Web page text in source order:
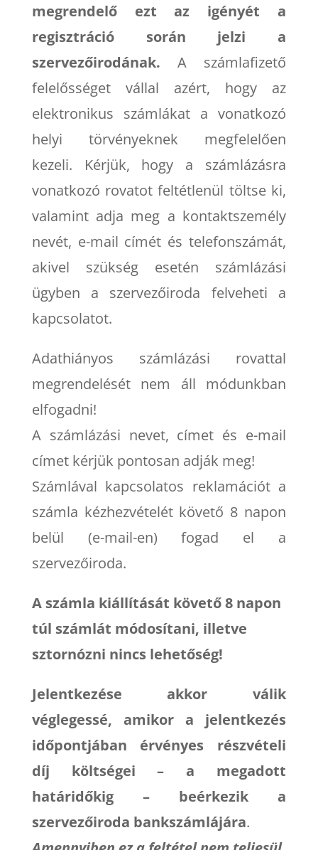
megrendelő ezt az igényét a
regisztráció során jelzi a
szervezőirodának. A számlafizető
felelősséget vállal azért, hogy az
elektronikus számlákat a vonatkozó
helyi törvényeknek megfelelően
kezeli. Kérjük, hogy a számlázásra
vonatkozó rovatot feltétlenül töltse ki,
valamint adja meg a kontaktszemély
nevét, e-mail címét és telefonszámát,
akivel szükség esetén számlázási
ügyben a szervezőiroda felveheti a
kapcsolatot.
Adathiányos számlázási rovattal
megrendelését nem áll módunkban
elfogadni!
A számlázási nevet, címet és e-mail
címet kérjük pontosan adják meg!
Számlával kapcsolatos reklamációt a
számla kézhezvételét követő 8 napon
belül (e-mail-en) fogad el a
szervezőiroda.
A számla kiállítását követő 8 napon
túl számlát módosítani, illetve
sztornózni nincs lehetőség!
Jelentkezése akkor válik
véglegessé, amikor a jelentkezés
időpontjában érvényes részvételi
díj költségei – a megadott
határidőkig – beérkezik a
szervezőiroda bankszámlájára.